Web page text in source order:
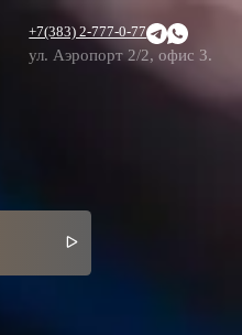
+7(383) 2-777-0-77
ул. Аэропорт 2/2, офис 3.